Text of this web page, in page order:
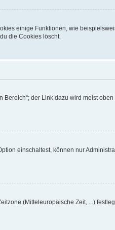
einige Funktionen, wie
die Cookies löscht.
der Link dazu wird meist oben
einschaltest, können nur
(Mitteleuropäische Zeit, ...)